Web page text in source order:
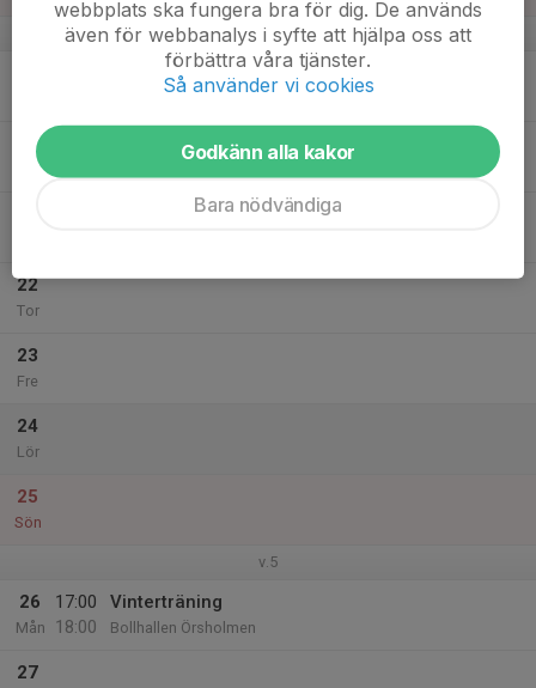
v.4
Vinterträning
20
22
Tor
23
Fre
24
Lör
25
Sön
v.5
26
Mån
17:00
18:00
Vinterträning
Bollhallen Örsholmen
27
webbplats ska fungera bra för dig. De används
även för webbanalys i syfte att hjälpa oss att
förbättra våra tjänster.
Så använder vi cookies
Godkänn alla kakor
Bara nödvändiga